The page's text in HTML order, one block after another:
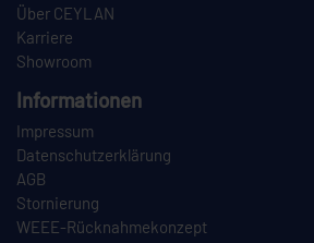
Über CEYLAN
Karriere
Showroom
Informationen
Impressum
Datenschutzerklärung
AGB
Stornierung
WEEE-Rücknahmekonzept